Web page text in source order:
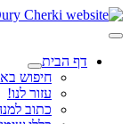
דף הבית
חיפוש
עזור לנו!
כתוב